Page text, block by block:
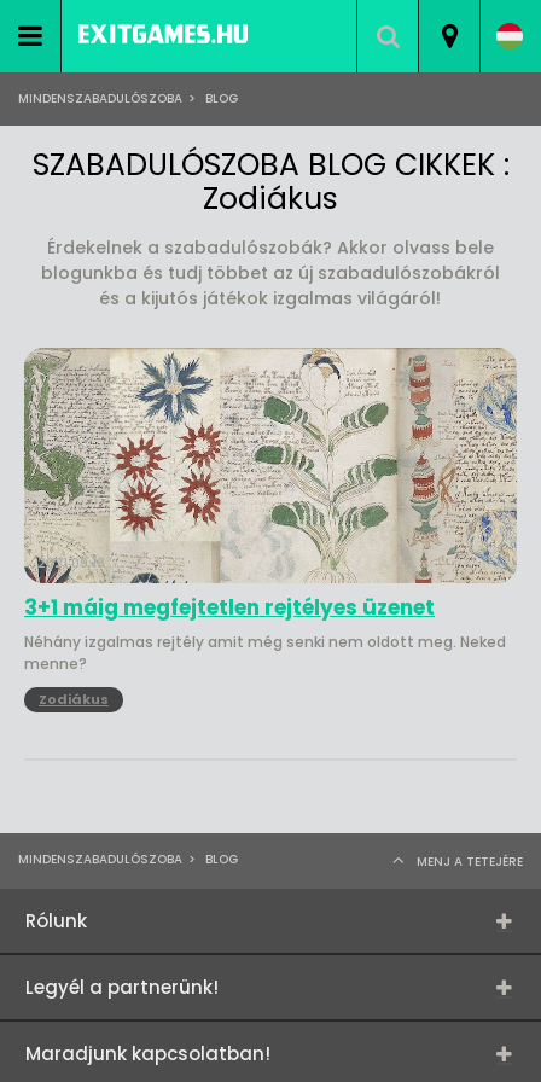
MINDENSZABADULÓSZOBA > BLOG
SZABADULÓSZOBA BLOG CIKKEK :
Zodiákus
Érdekelnek a szabadulószobák? Akkor olvass bele
blogunkba és tudj többet az új szabadulószobákról
és a kijutós játékok izgalmas világáról!
2021.09.18.
3+1 máig megfejtetlen rejtélyes üzenet
Néhány izgalmas rejtély amit még senki nem oldott meg. Neked
menne?
Zodiákus
MINDENSZABADULÓSZOBA > BLOG MENJ A TETEJÉRE
Rólunk
Legyél a partnerünk!
Maradjunk kapcsolatban!